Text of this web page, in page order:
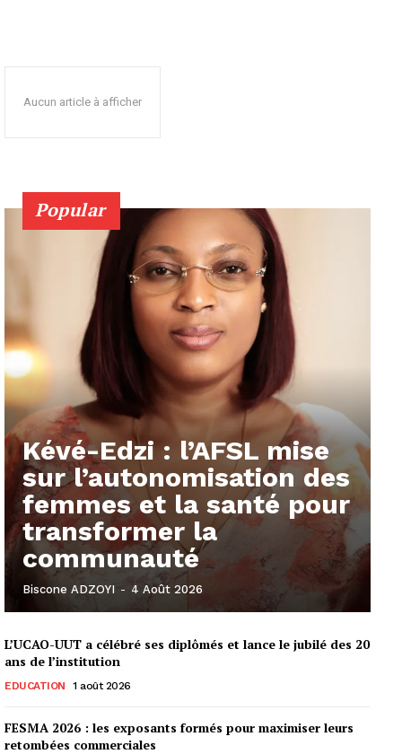
Aucun article à afficher
Popular
Kévé-Edzi : l’AFSL mise
sur l’autonomisation des
femmes et la santé pour
transformer la
communauté
Biscone ADZOYI - 4 Août 2026
L’UCAO-UUT a célébré ses diplômés et lance le jubilé des 20
ans de l’institution
EDUCATION 1 août 2026
FESMA 2026 : les exposants formés pour maximiser leurs
retombées commerciales